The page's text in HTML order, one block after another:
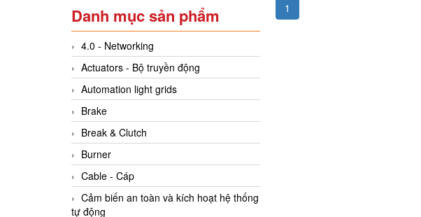
Danh mục sản phẩm
4.0 - Networking
Actuators - Bộ truyền động
Automation light grids
Brake
Break & Clutch
Burner
Cable - Cáp
Cảm biến an toàn và kích hoạt hệ thống
tự động
1